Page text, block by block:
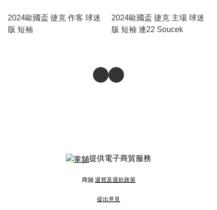
2024歐國盃 捷克 作客 球迷
版 短袖
2024歐國盃 捷克 主場 球迷
版 短袖 連22 Soucek
提供電子商貿服務
商舖 退貨及退款政策
提出意見